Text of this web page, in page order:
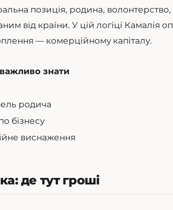
позиція, родина, волонтерство,
від країни. У цій логіці Камалія
— комерційному капіталу.
знати
родича
бізнесу
виснаження
де тут гроші